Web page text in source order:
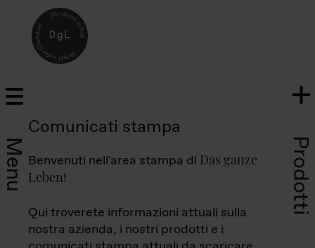
Menu Prodotti
Comunicati stampa
Benvenuti nell'area stampa di Das ganze
Leben!
Qui troverete informazioni attuali sulla
nostra azienda, i nostri prodotti e i